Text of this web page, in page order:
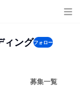
ィングフォロー
募集一覧